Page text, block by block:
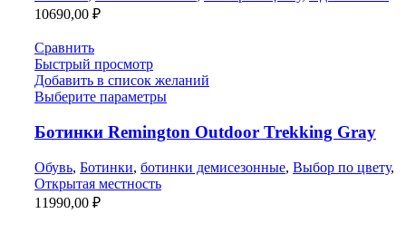
10690,00 ₽
Сравнить
Быстрый просмотр
Добавить в список желаний
Выберите параметры
Ботинки Remington Outdoor Trekking Gray
Обувь, Ботинки, ботинки демисезонные, Выбор по цвету,
Открытая местность
11990,00 ₽